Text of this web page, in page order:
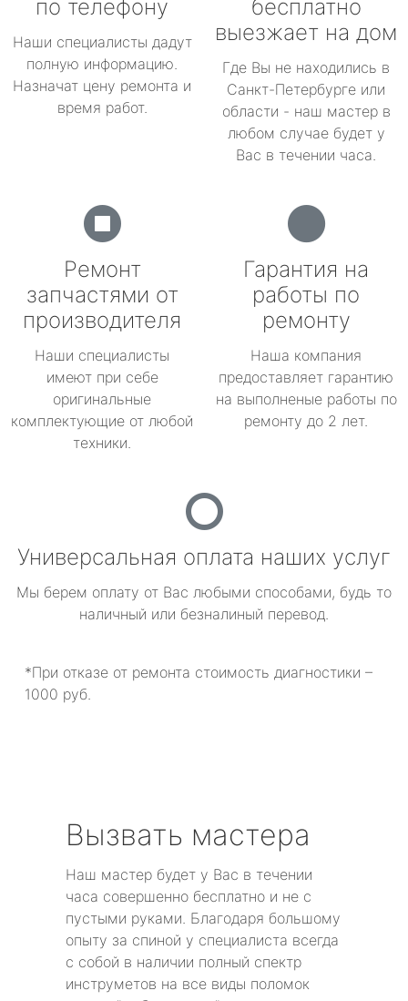
по телефону
Наши специалисты дадут
полную информацию.
Назначат цену ремонта и
время работ.
бесплатно
выезжает на дом
Где Вы не находились в
Санкт-Петербурге или
области - наш мастер в
любом случае будет у
Вас в течении часа.
Ремонт
запчастями от
производителя
Наши специалисты
имеют при себе
оригинальные
комплектующие от любой
техники.
Гарантия на
работы по
ремонту
Наша компания
предоставляет гарантию
на выполненые работы по
ремонту до 2 лет.
Универсальная оплата наших услуг
Мы берем оплату от Вас любыми способами, будь то
наличный или безналиный перевод.
*При отказе от ремонта стоимость диагностики –
1000 руб.
Вызвать мастера
Наш мастер будет у Вас в течении
часа совершенно бесплатно и не с
пустыми руками. Благодаря большому
опыту за спиной у специалиста всегда
с собой в наличии полный спектр
инструметов на все виды поломок